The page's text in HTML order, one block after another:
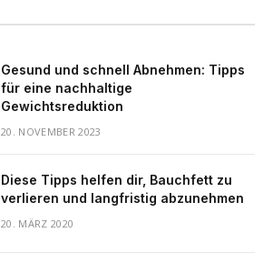
Gesund und schnell Abnehmen: Tipps
für eine nachhaltige
Gewichtsreduktion
20. NOVEMBER 2023
Diese Tipps helfen dir, Bauchfett zu
verlieren und langfristig abzunehmen
20. MÄRZ 2020